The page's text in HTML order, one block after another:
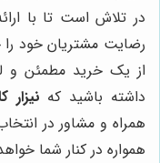
در تلاش است تا با
رضایت مشتریان خود
از یک خرید مطمئن و
داشته باشید که نیزار
همراه و مشاور در
همواره در کنار شما